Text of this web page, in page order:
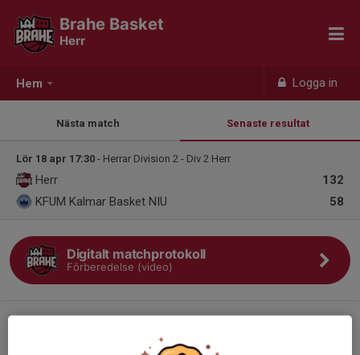
Hem Logga in
Brahe Basket
Herr
Nästa match Senaste resultat
Lör 18 apr 17:30 - Herrar Division 2 - Div 2 Herr
132
Herr
58
KFUM Kalmar Basket NIU
Digitalt matchprotokoll
Förberedelse (video)
Digitalt matchprotokoll
Genomförande (video)